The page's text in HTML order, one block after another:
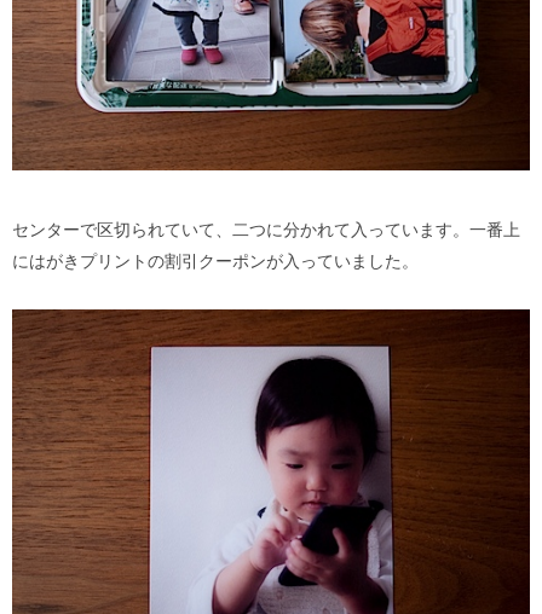
センターで区切られていて、二つに分かれて入っています。一番上
にはがきプリントの割引クーポンが入っていました。